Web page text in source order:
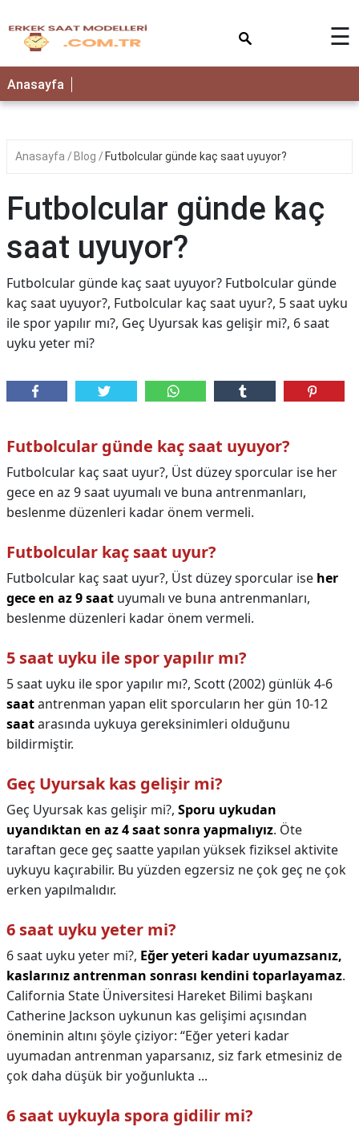
☰
Anasayfa
Anasayfa Blog Futbolcular günde kaç saat uyuyor?
Futbolcular günde kaç
saat uyuyor?
Futbolcular günde kaç saat uyuyor? Futbolcular günde
kaç saat uyuyor?, Futbolcular kaç saat uyur?, 5 saat uyku
ile spor yapılır mı?, Geç Uyursak kas gelişir mi?, 6 saat
uyku yeter mi?
Futbolcular günde kaç saat uyuyor?
Futbolcular kaç saat uyur?, Üst düzey sporcular ise her
gece en az 9 saat uyumalı ve buna antrenmanları,
beslenme düzenleri kadar önem vermeli.
Futbolcular kaç saat uyur?
Futbolcular kaç saat uyur?, Üst düzey sporcular ise her
gece en az 9 saat uyumalı ve buna antrenmanları,
beslenme düzenleri kadar önem vermeli.
5 saat uyku ile spor yapılır mı?
5 saat uyku ile spor yapılır mı?, Scott (2002) günlük 4-6
saatantrenman yapan elit sporcuların her gün 10-12
saatarasında uykuya gereksinimleri olduğunu
bildirmiştir.
Geç Uyursak kas gelişir mi?
Geç Uyursak kas gelişir mi?, Sporu uykudan
uyandıktan en az 4 saat sonra yapmalıyız. Öte
taraftan gece geç saatte yapılan yüksek fiziksel aktivite
uykuyu kaçırabilir. Bu yüzden egzersiz ne çok geç ne çok
erken yapılmalıdır.
6 saat uyku yeter mi?
6 saat uyku yeter mi?, Eğer yeteri kadar uyumazsanız,
kaslarınız antrenman sonrası kendini toparlayamaz.
California State Üniversitesi Hareket Bilimi başkanı
Catherine Jackson uykunun kas gelişimi açısından
öneminin altını şöyle çiziyor: “Eğer yeteri kadar
uyumadan antrenman yaparsanız, siz fark etmesiniz de
çok daha düşük bir yoğunlukta ...
6 saat uykuyla spora gidilir mi?